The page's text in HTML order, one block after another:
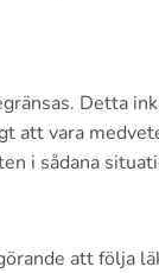
Detta
att vara
i sådana
att följa